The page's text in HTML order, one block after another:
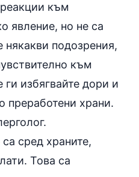
към
явление, но не са
подозрения,
към
избягвайте дори и
преработени храни.
сред храните,
Това са